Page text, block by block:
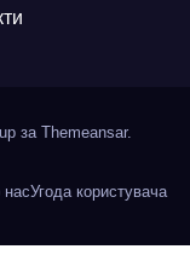
заThemeansar.
насУгода користувача